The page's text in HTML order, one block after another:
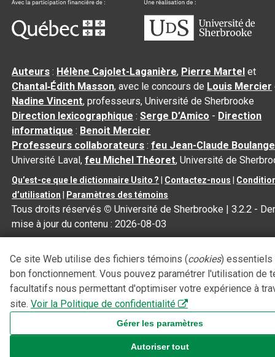
Auteurs : Hélène Cajolet-Laganière, Pierre Martel et
Chantal‑Édith Masson, avec le concours de Louis Mercier
Nadine Vincent, professeurs, Université de Sherbrooke
Direction lexicographique :Serge D’Amico - Direction
informatique : Benoit Mercier
Professeurs collaborateurs :feu Jean-Claude
Université Laval,feu Michel Théoret, Université de
Qu’est-ce que le dictionnaire Usito ? Contactez-nous
d’utilisation
Paramètres des témoins
Tous droits réservés © Université de Sherbrooke |3.2.2 -
mise à jour du contenu :2026-08-03
Ce site Web utilise des fichiers témoins (cookies) essentiels
bon fonctionnement. Vous pouvez paramétrer l'utilisation de
facultatifs nous permettant d'optimiser votre expérience à
site. Voir la Politique de confidentialité
Gérer les paramètres
Autoriser tout